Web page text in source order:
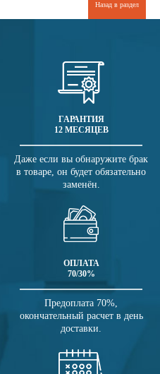
Назад в раздел
ГАРАНТИЯ
12 МЕСЯЦЕВ
Даже если вы обнаружите брак
в товаре, он будет обязательно
заменён.
ОПЛАТА
70/30%
Предоплата 70%,
окончательный расчет в день
доставки.